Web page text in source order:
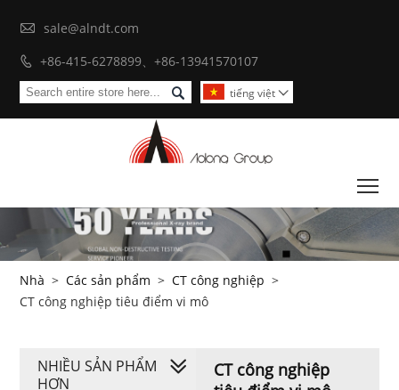
 sale@alndt.com
 +86-415-6278899、+86-13941570107
 tiếng việt 
Nhà > Các sản phẩm > CT công nghiệp >
CT công nghiệp tiêu điểm vi mô
CT công nghiệp
NHIỀU SẢN PHẨM
HƠN